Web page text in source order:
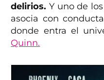
delirios.Y uno de
asocia con
donde entra el
Quinn.